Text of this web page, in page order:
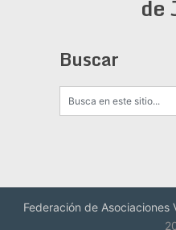
de
Buscar
Federación de Asociaciones